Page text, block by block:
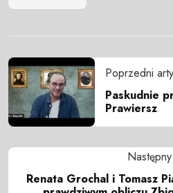
Poprzedni
Paskudnie
Prawiersz
Renata Grochal i Tomasz